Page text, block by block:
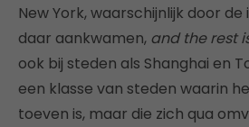
New York, waarschijnlijk door
daar aankwamen, and the rest
ook bij steden als Shanghai en
een klasse van steden waarin
toeven is, maar die zich qua